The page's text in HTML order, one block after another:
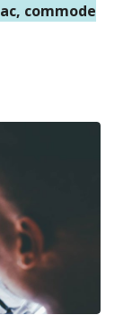
commode